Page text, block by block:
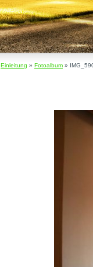
Einleitung » Fotoalbum »